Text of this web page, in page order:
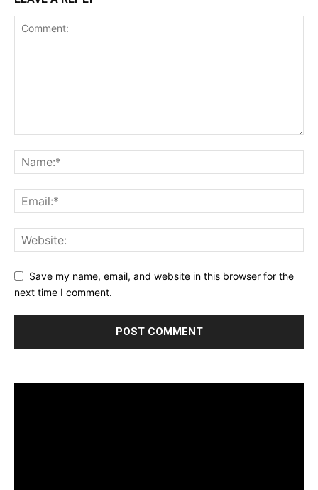
Save my name, email, and website in this browser for the
next time I comment.